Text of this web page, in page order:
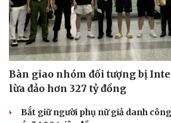
Bàn giao nhóm đối tượng bị
lừa đảo hơn 327 tỷ đồng
Bắt giữ người phụ nữ giả danh